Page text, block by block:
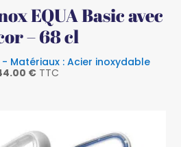
EQUA Basic avec
– 68 cl
Matériaux : Acier inoxydable
€ TTC